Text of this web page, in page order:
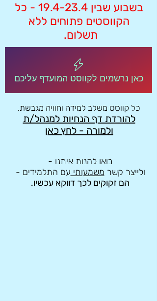
בשבוע שבין 19.4-23.4 - כל
הקווסטים פתוחים ללא
תשלום.
כאן נרשמים לקווסט המועדף עליכם
כל קווסט משלב למידה וחוויה מגבשת.
להורדת דף הנחיות למנהל/ת
ולמורה - לחץ כאן
בואו להנות איתנו -
ולייצר קשר משמעותי עם התלמידים -
הם זקוקים לכך דווקא עכשיו.